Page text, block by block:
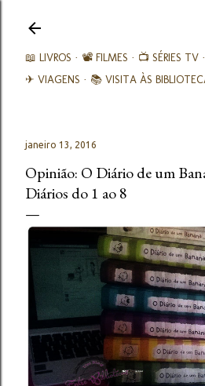
📖 LIVROS 📽️ FILMES 📺 SÉRIES TV
✈ VIAGENS
📚︎ VISITA ÀS
janeiro 13, 2016
Opinião: O Diário de um
Diários do 1 ao 8